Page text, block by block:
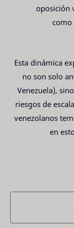
oposición
Esta dinámica
no son solo
Venezuela),
riesgos de
venezolanos
en